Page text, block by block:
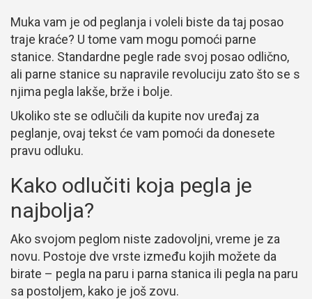
Muka vam je od peglanja i voleli biste da taj posao
traje kraće? U tome vam mogu pomoći parne
stanice. Standardne pegle rade svoj posao odlično,
ali parne stanice su napravile revoluciju zato što se s
njima pegla lakše, brže i bolje.
Ukoliko ste se odlučili da kupite nov uređaj za
peglanje, ovaj tekst će vam pomoći da donesete
pravu odluku.
Kako odlučiti koja pegla je
najbolja?
Ako svojom peglom niste zadovoljni, vreme je za
novu. Postoje dve vrste između kojih možete da
birate – pegla na paru i parna stanica ili pegla na paru
sa postoljem, kako je još zovu.